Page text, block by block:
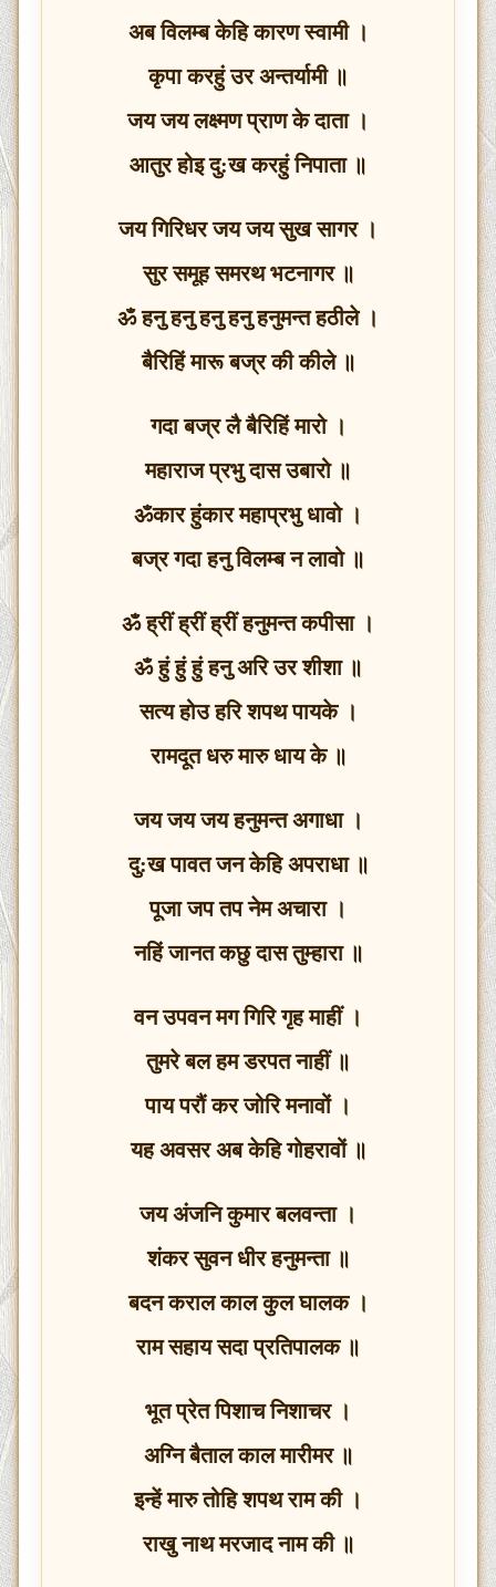
अब विलम्ब केहि कारण स्वामी ।
कृपा करहुं उर अन्तर्यामी ॥
जय जय लक्ष्मण प्राण के दाता ।
आतुर होइ दु:ख करहुं निपाता ॥
जय गिरिधर जय जय सुख सागर ।
सुर समूह समरथ भटनागर ॥
ॐ हनु हनु हनु हनु हनुमन्त हठीले ।
बैरिहिं मारू बज्र की कीले ॥
गदा बज्र लै बैरिहिं मारो ।
महाराज प्रभु दास उबारो ॥
ॐकार हुंकार महाप्रभु धावो ।
बज्र गदा हनु विलम्ब न लावो ॥
ॐ ह्रीं ह्रीं ह्रीं हनुमन्त कपीसा ।
ॐ हुं हुं हुं हनु अरि उर शीशा ॥
सत्य होउ हरि शपथ पायके ।
रामदूत धरु मारु धाय के ॥
जय जय जय हनुमन्त अगाधा ।
दु:ख पावत जन केहि अपराधा ॥
पूजा जप तप नेम अचारा ।
नहिं जानत कछु दास तुम्हारा ॥
वन उपवन मग गिरि गृह माहीं ।
तुमरे बल हम डरपत नाहीं ॥
पाय परौं कर जोरि मनावों ।
यह अवसर अब केहि गोहरावों ॥
जय अंजनि कुमार बलवन्ता ।
शंकर सुवन धीर हनुमन्ता ॥
बदन कराल काल कुल घालक ।
राम सहाय सदा प्रतिपालक ॥
भूत प्रेत पिशाच निशाचर ।
अग्नि बैताल काल मारीमर ॥
इन्हें मारु तोहि शपथ राम की ।
राखु नाथ मरजाद नाम की ॥